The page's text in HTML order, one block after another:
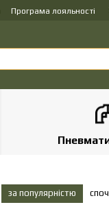
Програма лояльності
за популярністю